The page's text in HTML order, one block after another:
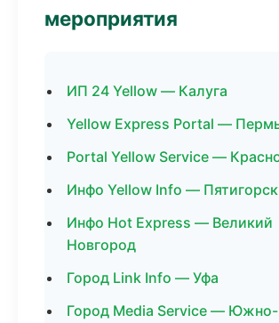
мероприятия
ИП 24 Yellow — Калуга
Yellow Express Portal —
Portal Yellow Service —
Инфо Yellow Info — Пятигорск
Инфо Hot Express — Великий
Новгород
Город Link Info — Уфа
Город Media Service — Южно-